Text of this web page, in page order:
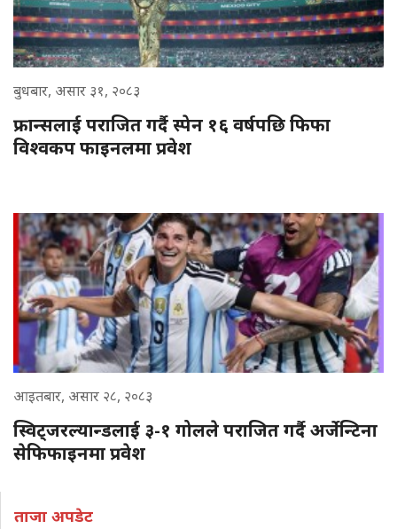
बुधबार, असार ३१, २०८३
फ्रान्सलाई पराजित गर्दै स्पेन १६ वर्षपछि फिफा
विश्वकप फाइनलमा प्रवेश
आइतबार, असार २८, २०८३
स्विट्जरल्यान्डलाई ३-१ गोलले पराजित गर्दै अर्जेन्टिना
सेफिफाइनमा प्रवेश
ताजा अपडेट